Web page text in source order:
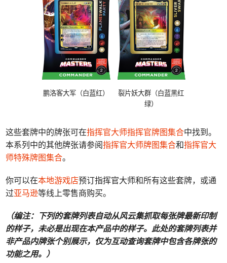
鹏洛客大军（白蓝红）
裂片妖大群（白蓝黑红
绿）
这些套牌中的牌张可在指挥官大师指挥官牌图集合中找到。
本系列中的其他牌张请参阅指挥官大师牌图集合和指挥官大
师特殊牌图集合。
你可以在本地游戏店预订指挥官大师和所有这些套牌，或通
过亚马逊等线上零售商购买。
（编注：下列的套牌列表自动从风云集抓取每张牌最新印制
的样子，未必是出现在本产品中的样子。此处的套牌列表并
非产品内牌张个别展示，仅为互动查询套牌中包含各牌张的
功能之用。）